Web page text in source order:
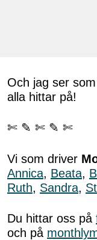
Och jag ser
alla hittar på!
✄ ✎ ✄ ✎ ✄
Vi som driver
Annica, Beata,
Ruth, Sandra,
Du hittar oss på
och på